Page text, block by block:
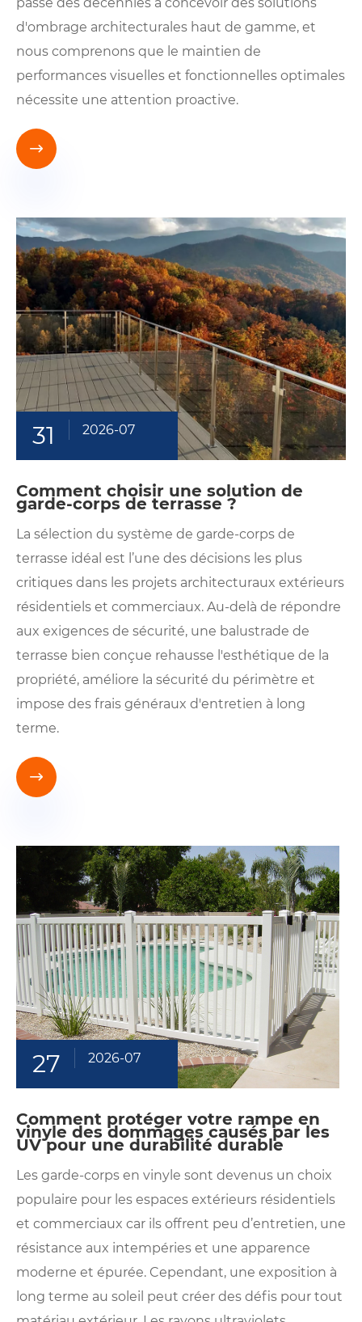
d'ombrage architecturales haut de gamme, et
nous comprenons que le maintien de
performances visuelles et fonctionnelles optimales
nécessite une attention proactive.

31 2026-07
Comment choisir une solution de
garde-corps de terrasse ?
La sélection du système de garde-corps de
terrasse idéal est l’une des décisions les plus
critiques dans les projets architecturaux extérieurs
résidentiels et commerciaux. Au-delà de répondre
aux exigences de sécurité, une balustrade de
terrasse bien conçue rehausse l'esthétique de la
propriété, améliore la sécurité du périmètre et
impose des frais généraux d'entretien à long
terme.

27 2026-07
Comment protéger votre rampe en
vinyle des dommages causés par les
UV pour une durabilité durable
Les garde-corps en vinyle sont devenus un choix
populaire pour les espaces extérieurs résidentiels
et commerciaux car ils offrent peu d’entretien, une
résistance aux intempéries et une apparence
moderne et épurée. Cependant, une exposition à
long terme au soleil peut créer des défis pour tout